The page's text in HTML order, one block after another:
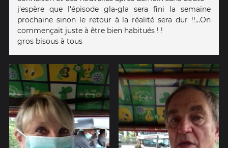
j'espère que l'épisode gla-gla sera fini la semaine
prochaine sinon le retour à la réalité sera dur !!...On
commençait juste à être bien habitués ! !
gros bisous à tous